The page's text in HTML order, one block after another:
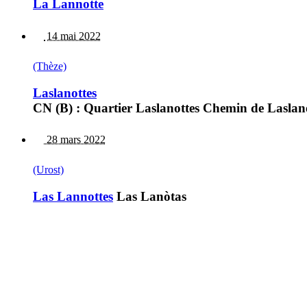
La Lannotte
14 mai 2022
(Thèze)
Laslanottes
CN (B) : Quartier Laslanottes Chemin de
28 mars 2022
(Urost)
Las Lannottes Las Lanòtas